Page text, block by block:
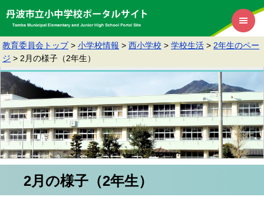
教育委員会トップ > 小学校情報 > 西小学校 > 学校生活 > 2年生のペー
ジ > 2月の様子（2年生）
2月の様子（2年生）